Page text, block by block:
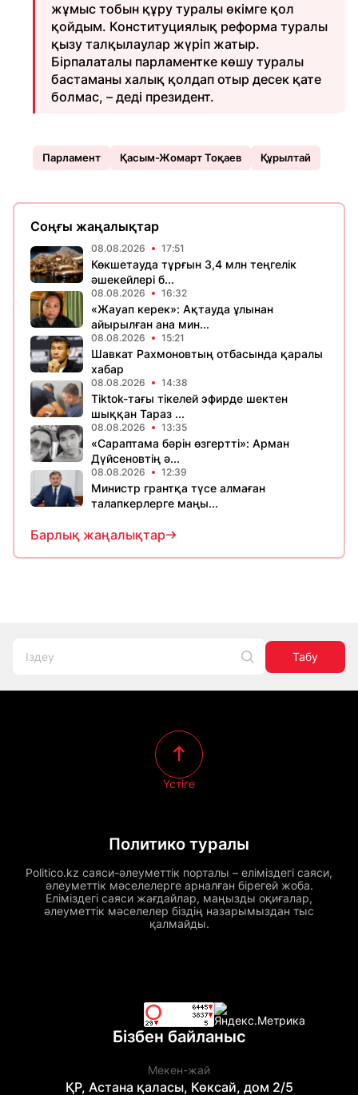
жұмыс тобын құру туралы өкімге қол
қойдым. Конституциялық реформа туралы
қызу талқылаулар жүріп жатыр.
Бірпалаталы парламентке көшу туралы
бастаманы халық қолдап отыр десек қате
болмас, – деді президент.
Парламент Қасым-Жомарт Тоқаев Құрылтай
Соңғы жаңалықтар
08.08.2026 17:51
Көкшетауда тұрғын 3,4 млн теңгелік
әшекейлері б...
08.08.2026 16:32
«Жауап керек»: Ақтауда ұлынан
айырылған ана мин...
08.08.2026 15:21
Шавкат Рахмоновтың отбасында қаралы
хабар
08.08.2026 14:38
Tiktok-тағы тікелей эфирде шектен
шыққан Тараз ...
08.08.2026 13:35
«Сараптама бәрін өзгертті»: Арман
Дүйсеновтің ә...
08.08.2026 12:39
Министр грантқа түсе алмаған
талапкерлерге маңы...
Барлық жаңалықтар
Табу
Политико туралы
Politico.kz саяси-әлеуметтік порталы – еліміздегі саяси,
әлеуметтік мәселелерге арналған бірегей жоба.
Еліміздегі саяси жағдайлар, маңызды оқиғалар,
әлеуметтік мәселелер біздің назарымыздан тыс
қалмайды.
Үстіге
Бізбен байланыс
Мекен-жай
ҚР, Астана қаласы, Көксай, дом 2/5